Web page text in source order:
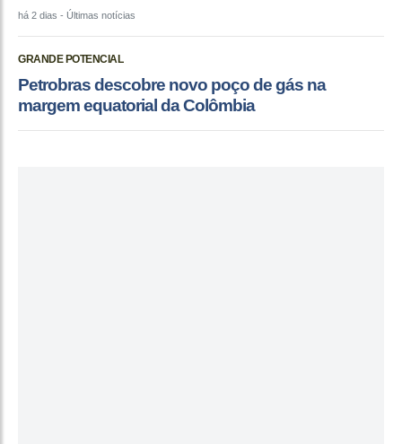
há 2 dias - Últimas notícias
GRANDE POTENCIAL
Petrobras descobre novo poço de gás na
margem equatorial da Colômbia